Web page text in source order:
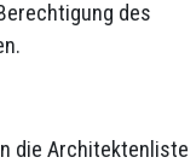
des
die Architektenliste